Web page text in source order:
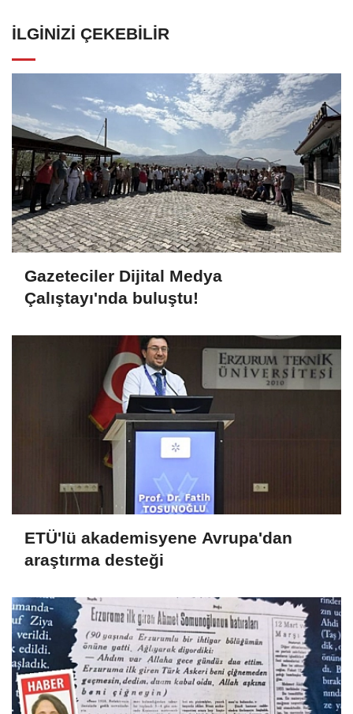
İLGINIZI ÇEKEBILIR
Gazeteciler Dijital Medya
Çalıştayı'nda buluştu!
ETÜ'lü akademisyene Avrupa'dan
araştırma desteği